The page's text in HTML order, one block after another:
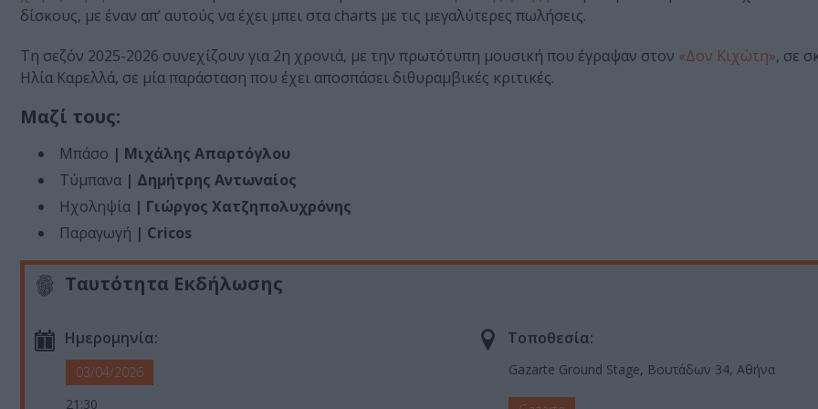
δίσκους, με έναν απ’ αυτούς να έχει μπει στα charts με τις μεγαλύτερες πωλήσεις.
Τη σεζόν 2025-2026 συνεχίζουν για 2η χρονιά, με την πρωτότυπη μουσική που έγραψαν στον «Δον Κιχώτη», σε
Ηλία Καρελλά, σε μία παράσταση που έχει αποσπάσει διθυραμβικές κριτικές.
Μαζί τους:
Μπάσο | Μιχάλης Απαρτόγλου
Τύμπανα | Δημήτρης Αντωναίος
Ηχοληψία | Γιώργος Χατζηπολυχρόνης
Παραγωγή | Cricos
Ταυτότητα Εκδήλωσης
Ημερομηνία:
03/04/2026
21:30
Τοποθεσία:
Gazarte Ground Stage, Βουτάδων 34, Αθήνα